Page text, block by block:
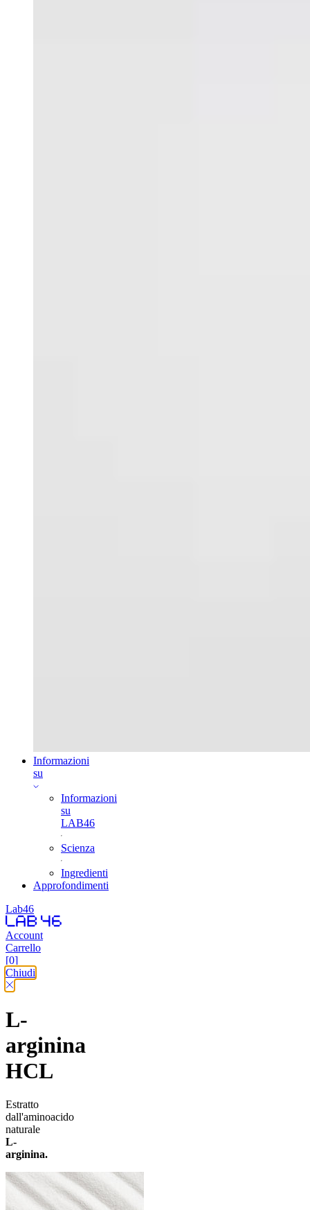
Informazioni
su
Informazioni
su
LAB46
Scienza
Ingredienti
Approfondimenti
Lab46
Account
Carrello
[0]
Chiudi
L-
arginina
HCL
Estratto
dall'aminoacido
naturale
L-
arginina.